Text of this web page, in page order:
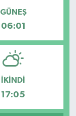
GÜNEŞ
06:01
İKINDI
17:05